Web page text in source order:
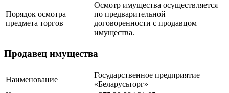
Порядок осмотра
предмета торгов
Осмотр имущества осуществляется
по предварительной
договоренности с продавцом
имущества.
Продавец имущества
Наименование
Государственное предприятие
«Беларусьторг»